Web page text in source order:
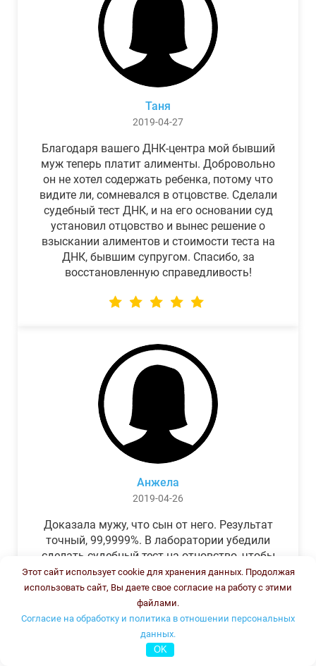
Таня
2019-04-27
Благодаря вашего ДНК-центра мой бывший
муж теперь платит алименты. Добровольно
он не хотел содержать ребенка, потому что
видите ли, сомневался в отцовстве. Сделали
судебный тест ДНК, и на его основании суд
установил отцовство и вынес решение о
взыскании алиментов и стоимости теста на
ДНК, бывшим супругом. Спасибо, за
восстановленную справедливость!
Анжела
2019-04-26
Доказала мужу, что сын от него. Результат
точный, 99,9999%. В лаборатории убедили
сделать судебный тест на отцовство, чтобы
можно было предъявить в суде. Результат
был готов через неделю, как и
обещали.Теперь муж бегает и извиняется.
Этот сайт использует cookie для хранения данных. Продолжая
использовать сайт, Вы даете свое согласие на работу с этими
файлами.
Согласие на обработку и политика в отношении персональных
данных.
OK